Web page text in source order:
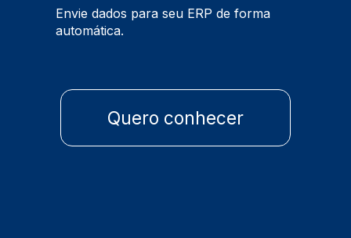
Quero conhecer
Envie dados para seu ERP de forma
automática.